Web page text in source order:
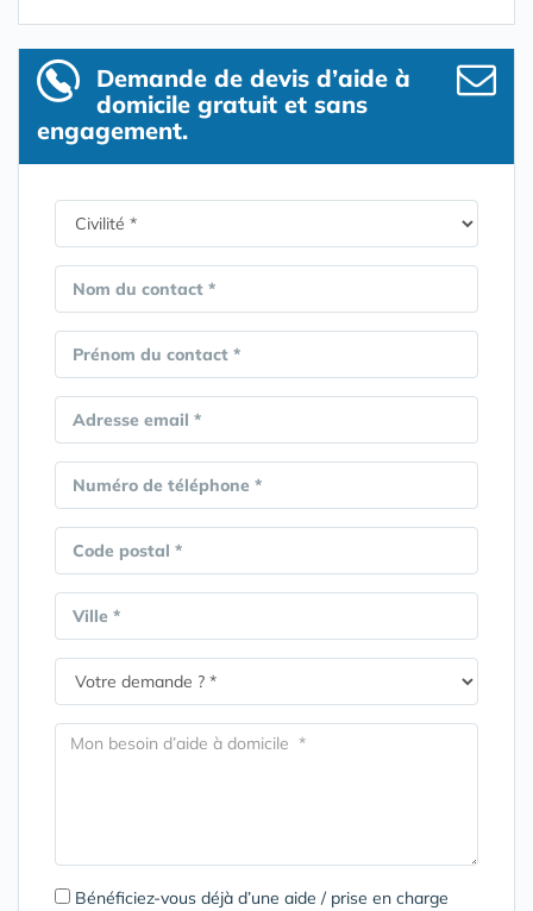
Demande de devis d’aide à
domicile gratuit et sans
engagement.
Nom du contact *
Prénom du contact *
Adresse email *
Numéro de téléphone *
Code postal *
Ville *
Bénéficiez-vous déjà d’une aide / prise en charge